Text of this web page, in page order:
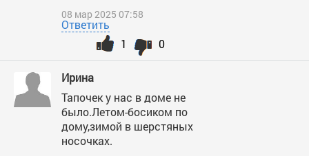
08 мар 2025 07:58
Ответить
0
1
Ирина
Тапочек у нас в доме не
было.Летом-босиком по
дому,зимой в шерстяных
носочках.